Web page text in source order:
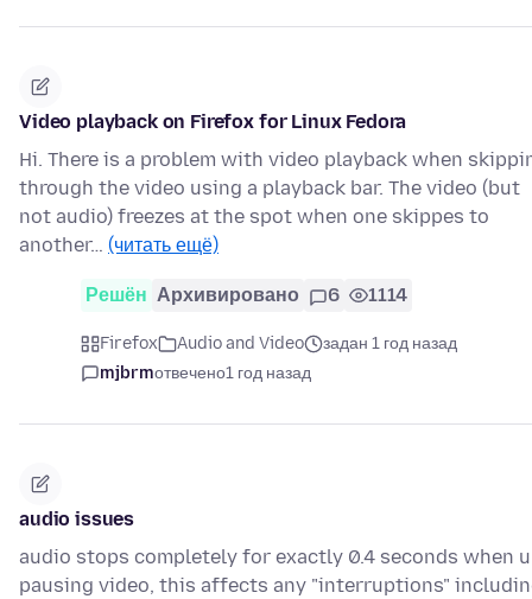
Video playback on Firefox for Linux Fedora
Hi. There is a problem with video playback when
through the video using a playback bar. The video (but
not audio) freezes at the spot when one skippes to
another… (читать ещё)
Решён Архивировано 6 1114
Firefox Audio and Video
задан 1 год назад
mjbrmотвечено1 год назад
audio issues
audio stops completely for exactly 0.4 seconds when
pausing video, this affects any "interruptions"